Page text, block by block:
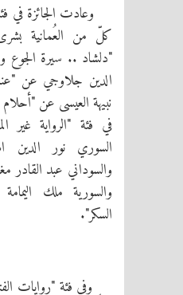
وعادت الجائزة في
كلّ من العُمانية
"دلشاد .. سيرة الجوع
الدين جلاوجي عن
نبيهة العيسى عن
في فئة "الرواية
السوري نور الدين
والسوداني عبد
والسورية ملك
السكر".
وفي فئة "روايات